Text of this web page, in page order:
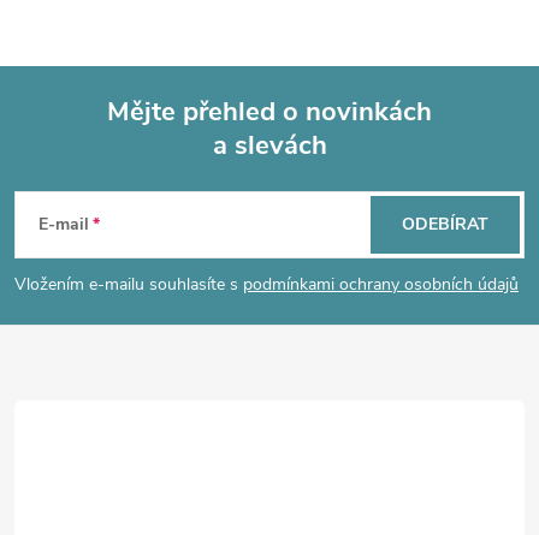
p
a
Mějte přehled o novinkách
a slevách
E-mail
Vložením e-mailu souhlasíte s podmínkami ochrany osobních údajů
ODEBÍRAT